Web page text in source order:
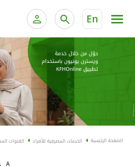
En
الخدمات المصرفية الإلكترونية
الخدمات المصرفية الإلكترونية
خدمة "بيتك" للتداول الإلكتروني
الخدمات المصرفية للأفراد
الحسابات المصرفية
البطاقات
الصفحة الرئيسية الخدمات المصرفية للأفراد القنوات
A